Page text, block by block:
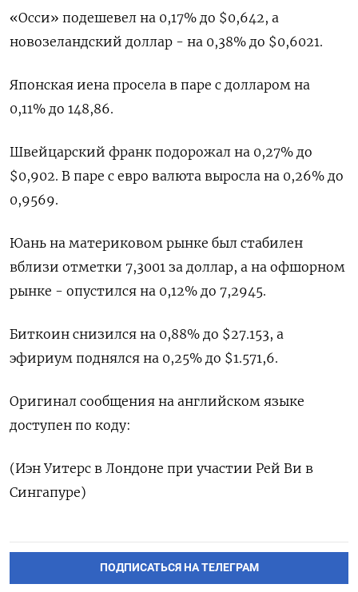
«Осси» подешевел на 0,17% до $0,642, а
новозеландский доллар - на 0,38% до $0,6021.
Японская иена просела в паре с долларом на
0,11%​ до 148,86.
Швейцарский франк подорожал на 0,27% до
$0,902​. В паре с евро валюта выросла на 0,26%​ до
0,9569.
Юань на материковом рынке был стабилен
вблизи отметки 7,3001 за доллар, а на офшорном
рынке - опустился на 0,12% до 7,2945.
Биткоин снизился на 0,88% до $27.153, а
эфириум поднялся на 0,25% до $1.571,6.
Оригинал сообщения на английском языке
доступен по коду:
(Иэн Уитерс в Лондоне при участии Рей Ви в
Сингапуре)
ПОДПИСАТЬСЯ НА ТЕЛЕГРАМ